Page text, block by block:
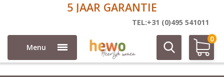
TEL:+31 (0)495 541011
Menu
0